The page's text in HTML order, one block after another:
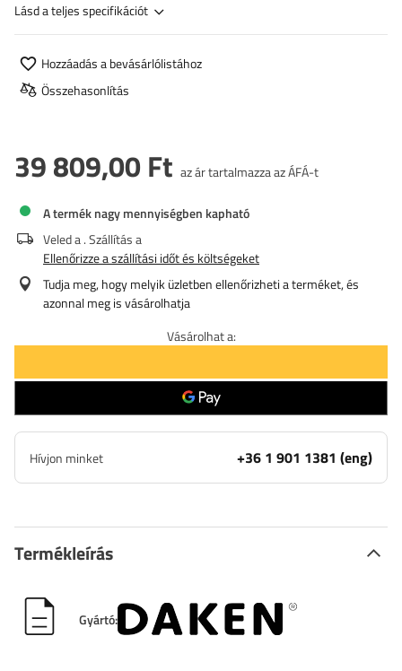
Lásd a teljes specifikációt
Hozzáadás a bevásárlólistához
Összehasonlítás
39 809,00 Ft az ár tartalmazza az ÁFÁ-t
A termék nagy mennyiségben kapható
Veled a. Szállítás a
Ellenőrizze a szállítási időt és költségeket
Tudja meg, hogy melyik üzletben ellenőrizheti a terméket, és
azonnal meg is vásárolhatja
Vásárolhat a:
Hívjon minket +36 1 901 1381 (eng)
Termékleírás
Gyártó: